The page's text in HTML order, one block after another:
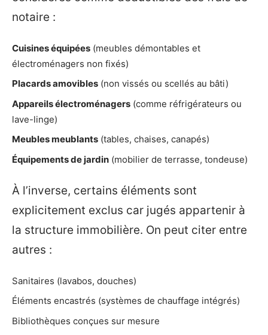
notaire :
Cuisines équipées (meubles démontables et
électroménagers non fixés)
Placards amovibles (non vissés ou scellés au bâti)
Appareils électroménagers (comme réfrigérateurs ou
lave-linge)
Meubles meublants (tables, chaises, canapés)
Équipements de jardin (mobilier de terrasse, tondeuse)
À l’inverse, certains éléments sont
explicitement exclus car jugés appartenir à
la structure immobilière. On peut citer entre
autres :
Sanitaires (lavabos, douches)
Éléments encastrés (systèmes de chauffage intégrés)
Bibliothèques conçues sur mesure